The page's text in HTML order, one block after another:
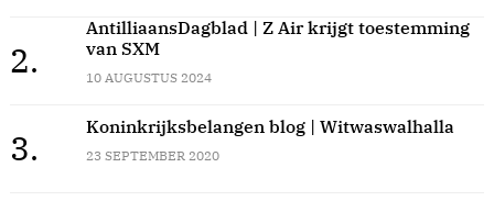
2.
AntilliaansDagblad | Z Air krijgt toestemming
van SXM
10 AUGUSTUS 2024
3.
Koninkrijksbelangen blog | Witwaswalhalla
23 SEPTEMBER 2020